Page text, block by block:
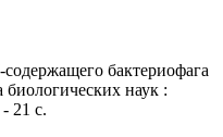
бактериофага
биологических наук :
21 с.